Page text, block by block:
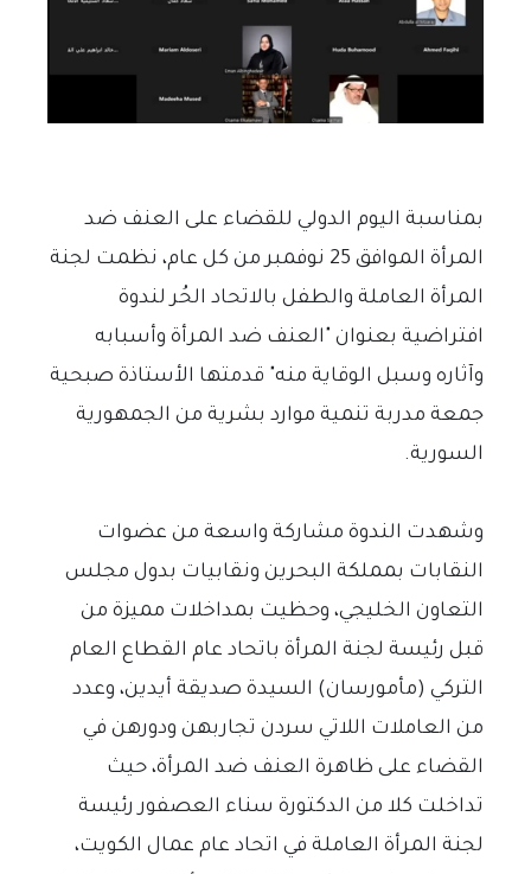
بمناسبة اليوم الدولي للقضاء على العنف ضد
المرأة الموافق 25 نوفمبر من كل عام، نظمت لجنة
المرأة العاملة والطفل بالاتحاد الحُر لندوة
افتراضية بعنوان "العنف ضد المرأة وأسبابه
وآثاره وسبل الوقاية منه" قدمتها الأستاذة صبحية
جمعة مدربة تنمية موارد بشرية من الجمهورية
السورية.
وشهدت الندوة مشاركة واسعة من عضوات
النقابات بمملكة البحرين ونقابيات بدول مجلس
التعاون الخليجي، وحظيت بمداخلات مميزة من
قبل رئيسة لجنة المرأة باتحاد عام القطاع العام
التركي (مأمورسان) السيدة صديقة أيدين، وعدد
من العاملات اللاتي سردن تجاربهن ودورهن في
القضاء على ظاهرة العنف ضد المرأة، حيث
تداخلت كلا من الدكتورة سناء العصفور رئيسة
لجنة المرأة العاملة في اتحاد عام عمال الكويت،